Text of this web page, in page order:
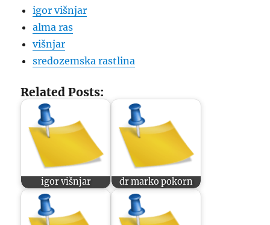
igor višnjar
alma ras
višnjar
sredozemska rastlina
Related Posts:
igor višnjar dr marko pokorn